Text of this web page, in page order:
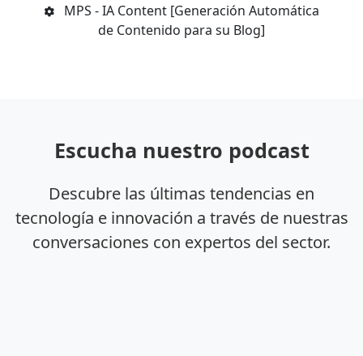
MPS - IA Content [Generación Automática
de Contenido para su Blog]
Escucha nuestro podcast
Descubre las últimas tendencias en
tecnología e innovación a través de nuestras
conversaciones con expertos del sector.